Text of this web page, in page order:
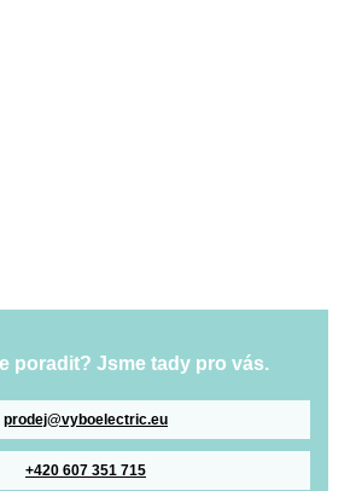
poradit? Jsme tady pro vás.
prodej@vyboelectric.eu
+420 607 351 715